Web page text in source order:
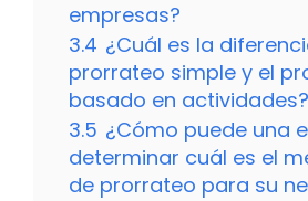
empresas?
3.4 ¿Cuál es la
prorrateo simple y el
basado en actividades?
3.5 ¿Cómo puede una
determinar cuál es el
de prorrateo para su